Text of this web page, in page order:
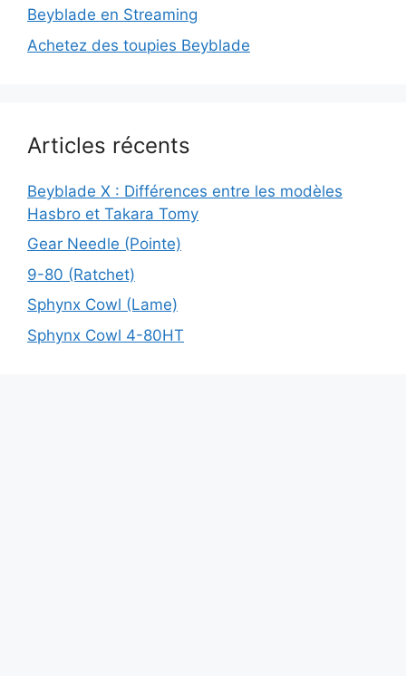
Beyblade en Streaming
Achetez des toupies Beyblade
Articles récents
Beyblade X : Différences entre les modèles
Hasbro et Takara Tomy
Gear Needle (Pointe)
9-80 (Ratchet)
Sphynx Cowl (Lame)
Sphynx Cowl 4-80HT